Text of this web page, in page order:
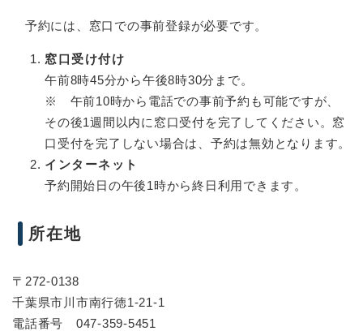
予約には、窓口での事前登録が必要です。
窓口受け付け
午前8時45分から午後8時30分まで。
※ 午前10時から電話での事前予約も可能ですが、
その後1週間以内に窓口受付を完了してください。窓
口受付を完了しない場合は、予約は無効となります。
インターネット
予約開始日の午後1時から終日利用できます。
所在地
〒272-0138
千葉県市川市南行徳1-21-1
電話番号 047-359-5451